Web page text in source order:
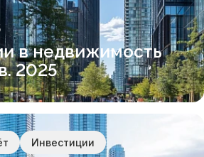
в недвижимость
2025
Инвестиции